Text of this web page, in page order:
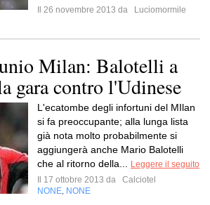
Il 26 novembre 2013 da
Luciomormile
Milan: Balotelli a
gara contro l'Udinese
L'ecatombe degli infortuni del MIlan
si fa preoccupante; alla lunga lista
già nota molto probabilmente si
aggiungerà anche Mario Balotelli
che al ritorno della...
Leggere il seguito
Il 17 ottobre 2013 da
Calciotel
NONE NONE